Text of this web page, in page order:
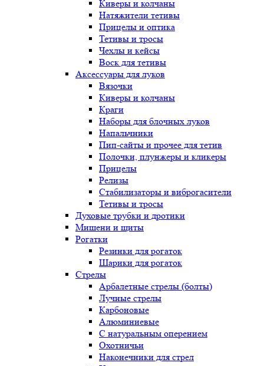
Киверы и колчаны
Натяжители тетивы
Прицелы и оптика
Тетивы и тросы
Чехлы и кейсы
Воск для тетивы
Аксессуары для луков
Вязочки
Киверы и колчаны
Краги
Наборы для блочных луков
Напальчники
Пип-сайты и прочее для тетив
Полочки, плунжеры и кликеры
Прицелы
Релизы
Стабилизаторы и виброгасители
Тетивы и тросы
Духовые трубки и дротики
Мишени и щиты
Рогатки
Резинки для рогаток
Шарики для рогаток
Стрелы
Арбалетные стрелы (болты)
Лучные стрелы
Карбоновые
Алюминиевые
С натуральным оперением
Охотничьи
Наконечники для стрел